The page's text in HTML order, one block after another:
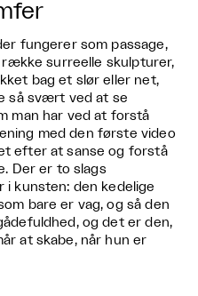
fungerer som passage,
surreelle skulpturer,
bag et slør eller net,
så svært ved at se
man har ved at forstå
med den første video
efter at sanse og forstå
Der er to slags
i kunsten: den kedelige
bare er vag, og så den
og det er den,
at skabe, når hun er